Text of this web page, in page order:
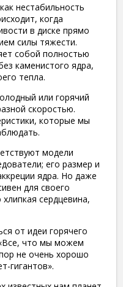
нестабильность
когда
в диске прямо
силы тяжести.
собой полностью
каменистого ядра,
тепла.
или горячий
скоростью.
которые мы
модели
его размер и
ядра. Но даже
для своего
сердцевина,
от идеи горячего
что мы можем
не очень хорошо
гигантов».